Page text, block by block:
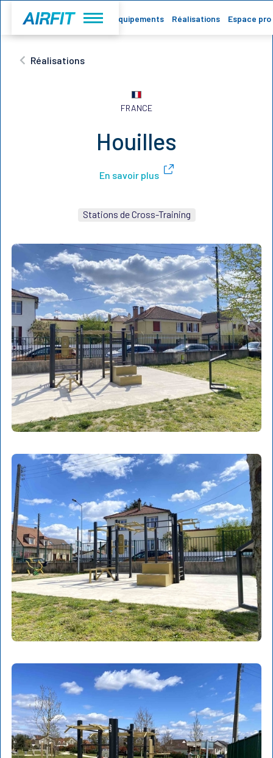
Accueil Equipements Réalisations Espace pro
Réalisations
FRANCE
Houilles
En savoir plus
Stations de Cross-Training